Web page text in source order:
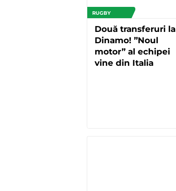
RUGBY
Două transferuri la
Dinamo! ”Noul
motor” al echipei
vine din Italia